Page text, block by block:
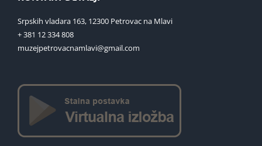
Srpskih vladara 163, 12300 Petrovac na Mlavi
+ 381 12 334 808
muzejpetrovacnamlavi@gmail.com